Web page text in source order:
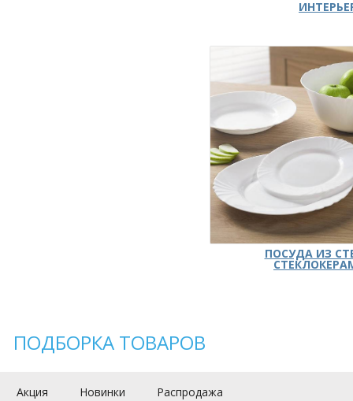
ПОСУДА ИЗ
ПОДБОРКА ТОВАРОВ
Акция Новинки Распродажа